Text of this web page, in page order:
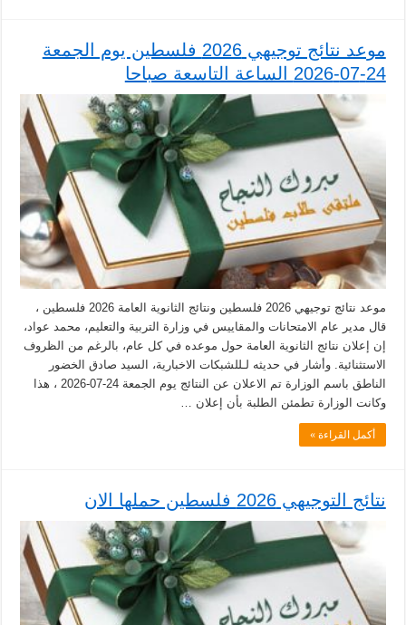
موعد نتائج توجيهي 2026 فلسطين يوم الجمعة
24-07-2026 الساعة التاسعة صباحا
موعد نتائج توجيهي 2026 فلسطين ونتائج الثانوية العامة 2026 فلسطين ،
قال مدير عام الامتحانات والمقاييس في وزارة التربية والتعليم، محمد عواد،
إن إعلان نتائج الثانوية العامة حول موعده في كل عام، بالرغم من الظروف
الاستثنائية. وأشار في حديثه لـللشبكات الاخبارية، السيد صادق الخضور
الناطق باسم الوزارة تم الاعلان عن النتائج يوم الجمعة 24-07-2026 ، هذا
وكانت الوزارة تطمئن الطلبة بأن إعلان …
أكمل القراءة »
نتائج التوجيهي 2026 فلسطين حملها الان